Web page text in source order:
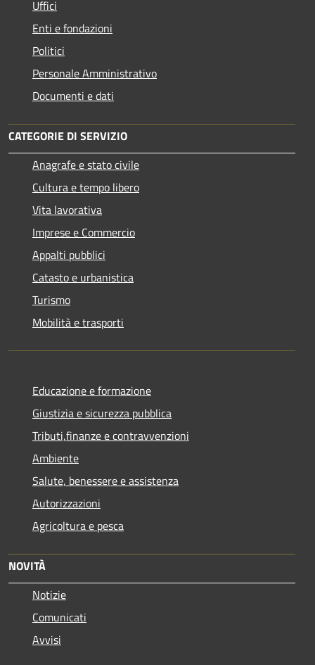
Uffici
Enti e fondazioni
Politici
Personale Amministrativo
Documenti e dati
CATEGORIE DI SERVIZIO
Anagrafe e stato civile
Cultura e tempo libero
Vita lavorativa
Imprese e Commercio
Appalti pubblici
Catasto e urbanistica
Turismo
Mobilità e trasporti
Educazione e formazione
Giustizia e sicurezza pubblica
Tributi,finanze e contravvenzioni
Ambiente
Salute, benessere e assistenza
Autorizzazioni
Agricoltura e pesca
NOVITÀ
Notizie
Comunicati
Avvisi